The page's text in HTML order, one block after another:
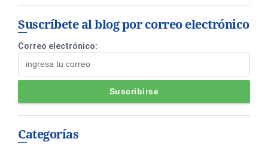
Suscríbete al blog por correo electrónico
Correo electrónico:
Categorías